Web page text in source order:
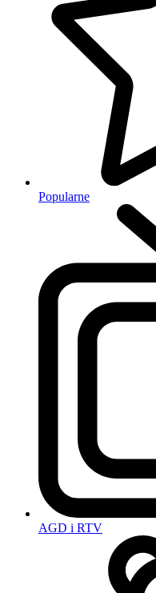
Popularne
AGD i RTV